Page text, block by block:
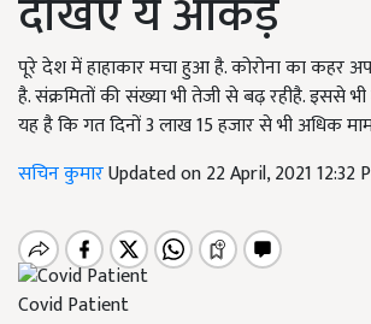
पूरे देश में हाहाकार मचा हुआ है. कोरोना का कहर
है. संक्रमितों की संख्या भी तेजी से बढ़ रहीहै. इससे
यह है कि गत दिनों 3 लाख 15 हजार से भी अधिक
सचिन कुमारUpdated on 22 April, 2021 12:32
Covid Patient